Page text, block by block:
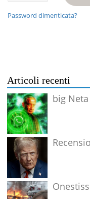
Password dimenticata?
Articoli recenti
big Neta